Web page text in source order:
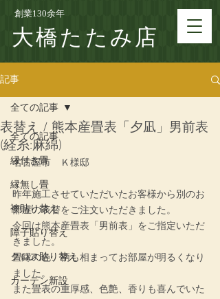
創業130余年
大橋たたみ店
記事
全ての記事
縁付き畳
縁無し畳
襖貼り替え
障子貼り替え
クロス貼り替え
カーテン新設
全ての記事
表替え / 熊本産畳表「夕凪」男前表
(経糸:麻綿)
名古屋市　Ｋ様邸
昨年施工させていただいたお客様から別のお
部屋の表替をご注文いただきました。
今回は熊本産畳表「男前表」をご指定いただ
きました。
畳縁の色、柄も相まってお部屋が明るくなり
ました。
また畳表の重厚感、色艶、香りも喜んでいた